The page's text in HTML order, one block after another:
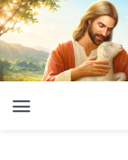
५९. बोझ लिन नचाहनुको